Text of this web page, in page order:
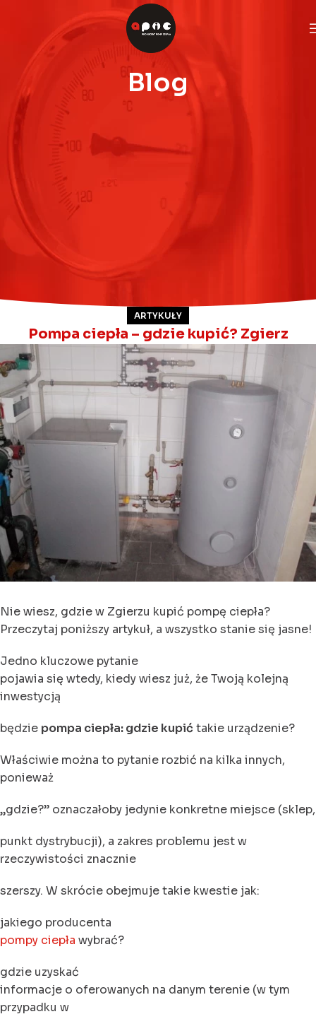
Blog
ARTYKUŁY
Pompa ciepła – gdzie kupić? Zgierz
Nie wiesz, gdzie w Zgierzu kupić pompę ciepła?
Przeczytaj poniższy artykuł, a wszystko stanie się jasne!
Jedno kluczowe pytanie
pojawia się wtedy, kiedy wiesz już, że Twoją kolejną
inwestycją
będzie pompa ciepła: gdzie kupić takie urządzenie?
Właściwie można to pytanie rozbić na kilka innych,
ponieważ
„gdzie?” oznaczałoby jedynie konkretne miejsce (sklep,
punkt dystrybucji), a zakres problemu jest w
rzeczywistości znacznie
szerszy. W skrócie obejmuje takie kwestie jak:
jakiego producenta
pompy ciepła wybrać?
gdzie uzyskać
informacje o oferowanych na danym terenie (w tym
przypadku w